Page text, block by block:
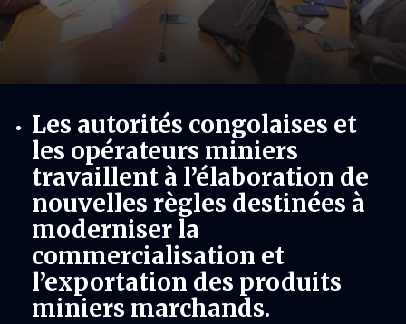
Les autorités congolaises et
les opérateurs miniers
travaillent à l’élaboration de
nouvelles règles destinées à
moderniser la
commercialisation et
l’exportation des produits
miniers marchands.